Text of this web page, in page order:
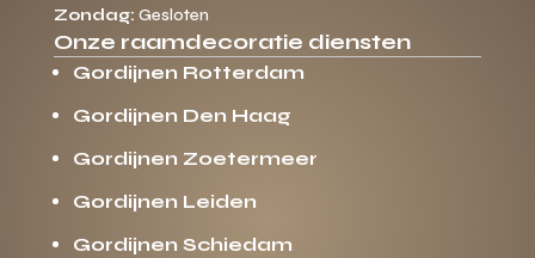
Zondag: Gesloten
Onze raamdecoratie diensten
Gordijnen Rotterdam
Gordijnen Den Haag
Gordijnen Zoetermeer
Gordijnen Leiden
Gordijnen Schiedam